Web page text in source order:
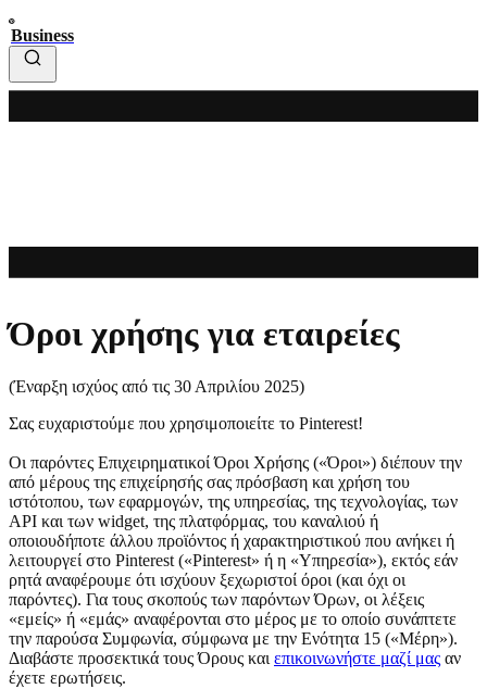
Business
Όροι χρήσης για εταιρείες
(Έναρξη ισχύος από τις 30 Απριλίου 2025)
Σας ευχαριστούμε που χρησιμοποιείτε το Pinterest!
Οι παρόντες Επιχειρηματικοί Όροι Χρήσης («Όροι») διέπουν την
από μέρους της επιχείρησής σας πρόσβαση και χρήση του
ιστότοπου, των εφαρμογών, της υπηρεσίας, της τεχνολογίας, των
API και των widget, της πλατφόρμας, του καναλιού ή
οποιουδήποτε άλλου προϊόντος ή χαρακτηριστικού που ανήκει ή
λειτουργεί στο Pinterest («Pinterest» ή η «Υπηρεσία»), εκτός εάν
ρητά αναφέρουμε ότι ισχύουν ξεχωριστοί όροι (και όχι οι
παρόντες). Για τους σκοπούς των παρόντων Όρων, οι λέξεις
«εμείς» ή «εμάς» αναφέρονται στο μέρος με το οποίο συνάπτετε
την παρούσα Συμφωνία, σύμφωνα με την Ενότητα 15 («Μέρη»).
Διαβάστε προσεκτικά τους Όρους και επικοινωνήστε μαζί μας αν
έχετε ερωτήσεις.